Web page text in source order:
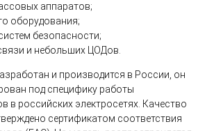
аппаратов;
оборудования;
безопасности;
и небольших ЦОДов.
и производится в России, он
под специфику работы
в российских электросетях. Качество
сертификатом соответствия